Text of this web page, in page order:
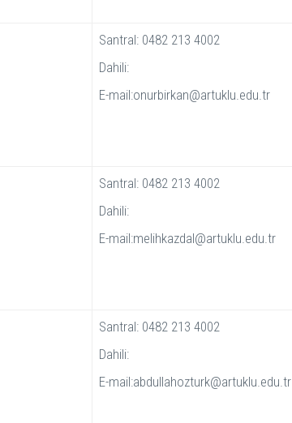
Santral: 0482 213 4002
Dahili:
E-mail:onurbirkan@artuklu.edu.tr
Santral: 0482 213 4002
Dahili:
E-mail:melihkazdal@artuklu.edu.tr
Santral: 0482 213 4002
Dahili:
E-mail:abdullahozturk@artuklu.edu.tr